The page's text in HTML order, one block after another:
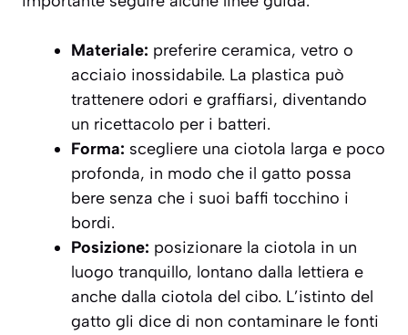
Materiale: preferire ceramica, vetro o
acciaio inossidabile. La plastica può
trattenere odori e graffiarsi, diventando
un ricettacolo per i batteri.
Forma: scegliere una ciotola larga e poco
profonda, in modo che il gatto possa
bere senza che i suoi baffi tocchino i
bordi.
Posizione: posizionare la ciotola in un
luogo tranquillo, lontano dalla lettiera e
anche dalla ciotola del cibo. L’istinto del
gatto gli dice di non contaminare le fonti